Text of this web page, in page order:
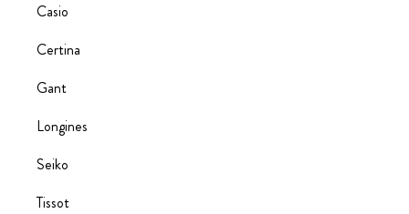
Casio
Certina
Gant
Longines
Seiko
Tissot